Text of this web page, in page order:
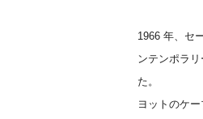
1966 年、セ
ンテンポラ
た。
ヨットのケ